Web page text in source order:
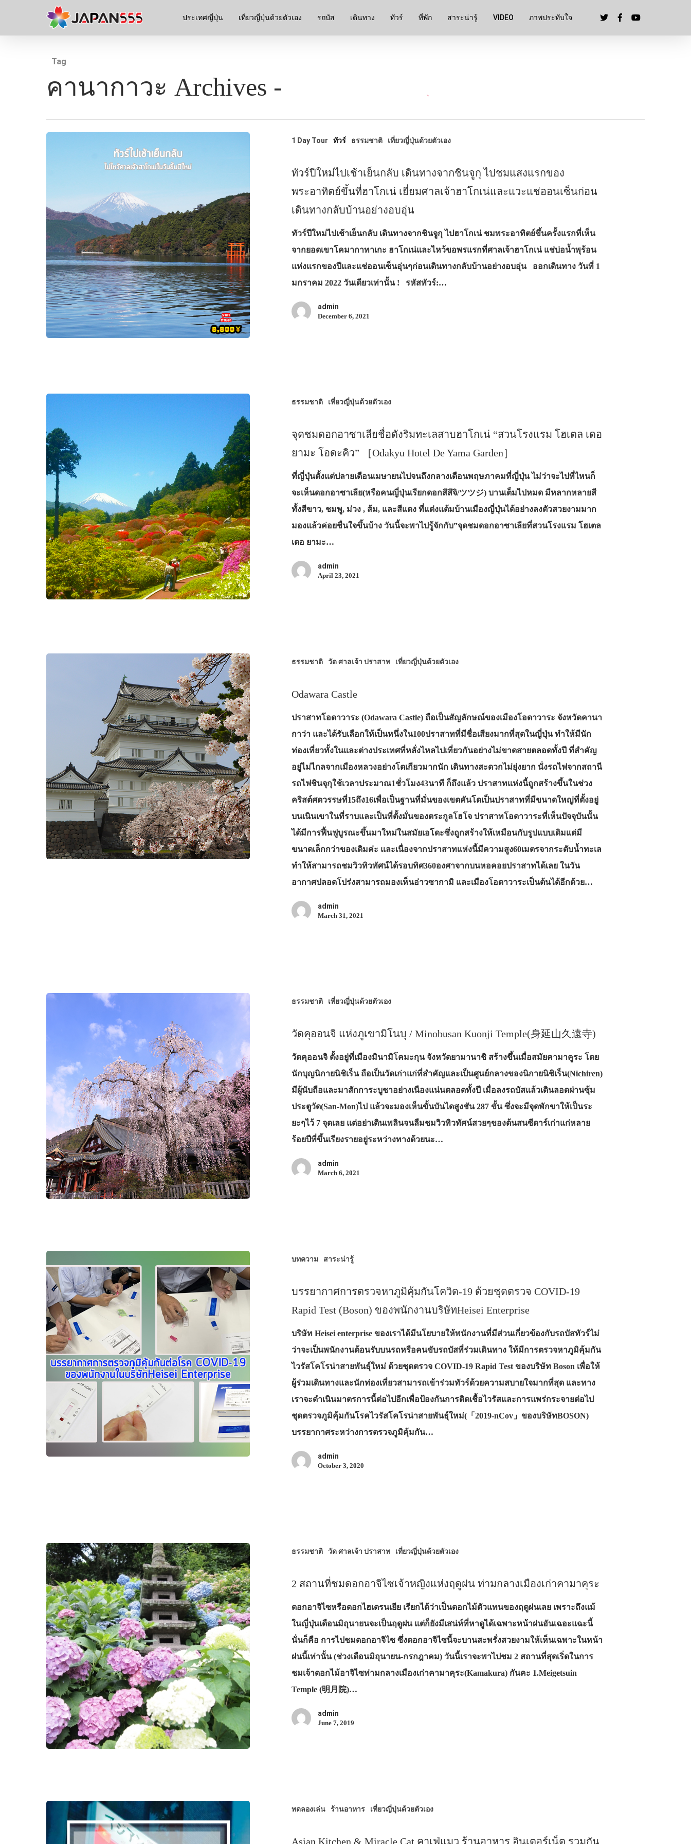
ประเทศญี่ปุ่น เที่ยวญี่ปุ่นด้วยตัวเอง รถบัส เดินทาง ทัวร์ ที่พัก สาระน่ารู้ VIDEO ภาพประทับใจ
Tag
คานากาวะ Archives -
1 Day Tour ทัวร์ ธรรมชาติ เที่ยวญี่ปุ่นด้วยตัวเอง
ทัวร์ปีใหม่ไปเช้าเย็นกลับ เดินทางจากชินจูกุ ไปชมแสงแรกของ
พระอาทิตย์ขึ้นที่ฮาโกเน่ เยี่ยมศาลเจ้าฮาโกเน่และแวะแช่ออนเซ็นก่อน
เดินทางกลับบ้านอย่างอบอุ่น
ทัวร์ปีใหม่ไปเช้าเย็นกลับ เดินทางจากชินจูกุ ไปฮาโกเน่ ชมพระอาทิตย์ขึ้นครั้งแรกที่เห็น
จากยอดเขาโคมากาทาเกะ ฮาโกเน่และไหว้ขอพรแรกที่ศาลเจ้าฮาโกเน่ แช่บ่อน้ำพุร้อน
แห่งแรกของปีและแช่ออนเซ็นอุ่นๆก่อนเดินทางกลับบ้านอย่างอบอุ่น ออกเดินทาง วันที่ 1
มกราคม 2022 วันเดียวเท่านั้น ! รหัสทัวร์:…
admin
December 6, 2021
ธรรมชาติ เที่ยวญี่ปุ่นด้วยตัวเอง
จุดชมดอกอาซาเลียชื่อดังริมทะเลสาบฮาโกเน่ “สวนโรงแรม โฮเตล เดอ
ยามะ โอดะคิว” ［Odakyu Hotel De Yama Garden］
ที่ญี่ปุ่นตั้งแต่ปลายเดือนเมษายนไปจนถึงกลางเดือนพฤษภาคมที่ญี่ปุ่น ไม่ว่าจะไปที่ไหนก็
จะเห็นดอกอาซาเลีย(หรือคนญี่ปุ่นเรียกดอกสึสึจิ/ツツジ) บานเต็มไปหมด มีหลากหลายสี
ทั้งสีขาว, ชมพู, ม่วง , ส้ม, และสีแดง ที่แต่งแต้มบ้านเมืองญี่ปุ่นได้อย่างลงตัวสวยงามมาก
มองแล้วค่อยชื่นใจขึ้นบ้าง วันนี้จะพาไปรู้จักกับ”จุดชมดอกอาซาเลียที่สวนโรงแรม โฮเตล
เดอ ยามะ…
admin
April 23, 2021
ธรรมชาติ วัด ศาลเจ้า ปราสาท เที่ยวญี่ปุ่นด้วยตัวเอง
Odawara Castle
ปราสาทโอดาวาระ (Odawara Castle) ถือเป็นสัญลักษณ์ของเมืองโอดาวาระ จังหวัดคานา
กาว่า และได้รับเลือกให้เป็นหนึ่งใน100ปราสาทที่มีชื่อเสียงมากที่สุดในญี่ปุ่น ทำให้มีนัก
ท่องเที่ยวทั้งในและต่างประเทศที่หลั่งไหลไปเที่ยวกันอย่างไม่ขาดสายตลอดทั้งปี ที่สำคัญ
อยู่ไม่ไกลจากเมืองหลวงอย่างโตเกียวมากนัก เดินทางสะดวกไม่ยุ่งยาก นั่งรถไฟจากสถานี
รถไฟชินจุกุใช้เวลาประมาณ1ชั่วโมง43นาที ก็ถึงแล้ว ปราสาทแห่งนี้ถูกสร้างขึ้นในช่วง
คริสต์ศตวรรษที่15ถึง16เพื่อเป็นฐานที่มั่นของเขตคันโตเป็นปราสาทที่มีขนาดใหญ่ที่ตั้งอยู่
บนเนินเขาในที่ราบและเป็นที่ตั้งมั่นของตระกูลโฮโจ ปราสาทโอดาวาระที่เห็นปัจจุบันนั้น
ได้มีการฟื้นฟูบูรณะขึ้นมาใหม่ในสมัยเอโดะซึ่งถูกสร้างให้เหมือนกับรูปแบบเดิมแต่มี
ขนาดเล็กกว่าของเดิมค่ะ และเนื่องจากปราสาทแห่งนี้มีความสูง60เมตรจากระดับน้ำทะเล
ทำให้สามารถชมวิวทิวทัศน์ได้รอบทิศ360องศาจากบนหอคอยปราสาทได้เลย ในวัน
อากาศปลอดโปร่งสามารถมองเห็นอ่าวซากามิ และเมืองโอดาวาระเป็นต้นได้อีกด้วย…
admin
March 31, 2021
ธรรมชาติ เที่ยวญี่ปุ่นด้วยตัวเอง
วัดคุออนจิ แห่งภูเขามิโนบุ / Minobusan Kuonji Temple(身延山久遠寺)
วัดคุออนจิ ตั้งอยู่ที่เมืองมินามิโคมะกุน จังหวัดยามานาชิ สร้างขึ้นเมื่อสมัยคามาคูระ โดย
นักบุญนิกายนิชิเร็น ถือเป็นวัดเก่าแก่ที่สำคัญและเป็นศูนย์กลางของนิกายนิชิเร็น(Nichiren)
มีผู้นับถือและมาสักการะบูชาอย่างเนืองแน่นตลอดทั้งปี เมื่อลงรถบัสแล้วเดินลอดผ่านซุ้ม
ประตูวัด(San-Mon)ไป แล้วจะมองเห็นขั้นบันไดสูงชัน 287 ขั้น ซึ่งจะมีจุดพักขาให้เป็นระ
ยะๆไว้ 7 จุดเลย แต่อย่าเดินเพลินจนลืมชมวิวทิวทัศน์สวยๆของต้นสนซีดาร์เก่าแก่หลาย
ร้อยปีที่ขึ้นเรียงรายอยู่ระหว่างทางด้วยนะ…
admin
March 6, 2021
บทความ สาระน่ารู้
บรรยากาศการตรวจหาภูมิคุ้มกันโควิด-19 ด้วยชุดตรวจ COVID-19
Rapid Test (Boson) ของพนักงานบริษัทHeisei Enterprise
บริษัท Heisei enterprise ของเราได้มีนโยบายให้พนักงานที่มีส่วนเกี่ยวข้องกับรถบัสทัวร์ไม่
ว่าจะเป็นพนักงานต้อนรับบนรถหรือคนขับรถบัสที่ร่วมเดินทาง ให้มีการตรวจหาภูมิคุ้มกัน
ไวรัสโคโรน่าสายพันธุ์ใหม่ ด้วยชุดตรวจ COVID-19 Rapid Test ของบริษัท Boson เพื่อให้
ผู้ร่วมเดินทางและนักท่องเที่ยวสามารถเข้าร่วมทัวร์ด้วยความสบายใจมากที่สุด และทาง
เราจะดำเนินมาตรการนี้ต่อไปอีกเพื่อป้องกันการติดเชื้อไวรัสและการแพร่กระจายต่อไป
ชุดตรวจภูมิคุ้มกันโรคไวรัสโคโรน่าสายพันธุ์ใหม่(「2019-nCov」ของบริษัทBOSON)
บรรยากาศระหว่างการตรวจภูมิคุ้มกัน…
admin
October 3, 2020
ธรรมชาติ วัด ศาลเจ้า ปราสาท เที่ยวญี่ปุ่นด้วยตัวเอง
2 สถานที่ชมดอกอาจิไซเจ้าหญิงแห่งฤดูฝน ท่ามกลางเมืองเก่าคามาคุระ
ดอกอาจิไซหรือดอกไฮเดรนเยีย เรียกได้ว่าเป็นดอกไม้ตัวแทนของฤดูฝนเลย เพราะถึงแม้
ในญี่ปุ่นเดือนมิถุนายนจะเป็นฤดูฝน แต่ก็ยังมีเสน่ห์ที่หาดูได้เฉพาะหน้าฝนอันเฉอะแฉะนี้
นั่นก็คือ การไปชมดอกอาจิไซ ซึ่งดอกอาจิไซนี้จะบานสะพรั่งสวยงามให้เห็นเฉพาะในหน้า
ฝนนี้เท่านั้น (ช่วงเดือนมิถุนายน-กรกฎาคม) วันนี้เราจะพาไปชม 2 สถานที่สุดเริ่ดในการ
ชมเจ้าดอกไม้อาจิไซท่ามกลางเมืองเก่าคามาคุระ(Kamakura) กันคะ 1.Meigetsuin
Temple (明月院)…
admin
June 7, 2019
ทดลองเล่น ร้านอาหาร เที่ยวญี่ปุ่นด้วยตัวเอง
Asian Kitchen & Miracle Cat คาเฟ่แมว ร้านอาหาร อินเตอร์เน็ต รวมกัน